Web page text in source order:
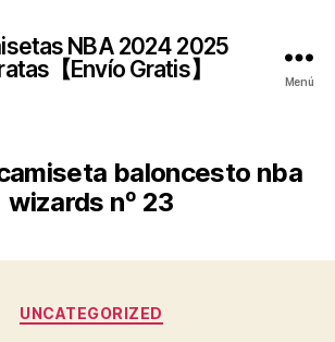
NBA 2024 2025
【Envío Gratis】
Menú
baloncesto nba
wizards nº 23
Categorías
UNCATEGORIZED